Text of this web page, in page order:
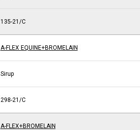
135-21/C
A-FLEX EQUINE+BROMELAIN
Sirup
298-21/C
A-FLEX+BROMELAIN